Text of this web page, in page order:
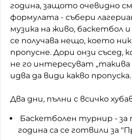
Като Айнщайн
Домашен любимец
Питаме Ви
До ре ми
година, защото очевидно
формулата - събери
музика на живо, баскетбол
се получава нещо, което
пропусне. Дори онзи съсед,
не го интересуват
идва да види какво пропуска.
Два дни, пълни с всичко
Баскетболен турнир - за
година са се готвили за